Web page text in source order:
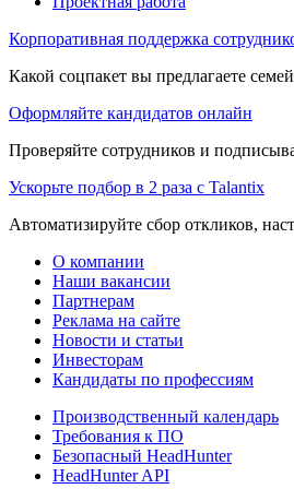
Корпоративная поддержка
Какой соцпакет вы предлагаете
Оформляйте кандидатов онлайн
Проверяйте сотрудников и
Ускорьте подбор в 2 раза с Talantix
Автоматизируйте сбор откликов,
О компании
Наши вакансии
Партнерам
Реклама на сайте
Новости и статьи
Инвесторам
Кандидаты по профессиям
Производственный календарь
Требования к ПО
Безопасный HeadHunter
HeadHunter API